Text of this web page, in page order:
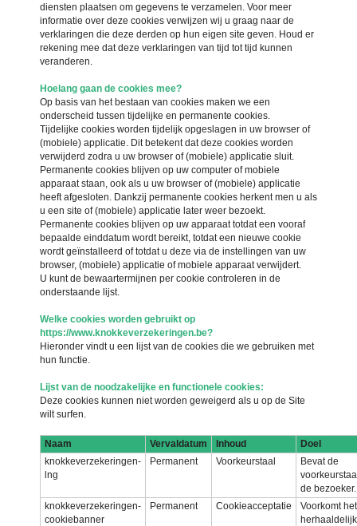
diensten plaatsen om gegevens te verzamelen. Voor meer
informatie over deze cookies verwijzen wij u graag naar de
verklaringen die deze derden op hun eigen site geven. Houd er
rekening mee dat deze verklaringen van tijd tot tijd kunnen
veranderen.
Hoelang gaan de cookies mee?
Op basis van het bestaan van cookies maken we een
onderscheid tussen tijdelijke en permanente cookies.
Tijdelijke cookies worden tijdelijk opgeslagen in uw browser of
(mobiele) applicatie. Dit betekent dat deze cookies worden
verwijderd zodra u uw browser of (mobiele) applicatie sluit.
Permanente cookies blijven op uw computer of mobiele
apparaat staan, ook als u uw browser of (mobiele) applicatie
heeft afgesloten. Dankzij permanente cookies herkent men u als
u een site of (mobiele) applicatie later weer bezoekt.
Permanente cookies blijven op uw apparaat totdat een vooraf
bepaalde einddatum wordt bereikt, totdat een nieuwe cookie
wordt geïnstalleerd of totdat u deze via de instellingen van uw
browser, (mobiele) applicatie of mobiele apparaat verwijdert.
U kunt de bewaartermijnen per cookie controleren in de
onderstaande lijst.
Welke cookies worden gebruikt op
https://www.knokkeverzekeringen.be?
Hieronder vindt u een lijst van de cookies die we gebruiken met
hun functie.
Lijst van de noodzakelijke en functionele cookies:
Deze cookies kunnen niet worden geweigerd als u op de Site
wilt surfen.
Naam Vervaldatum Inhoud
Doel
knokkeverzekeringen-
lng
Permanent Voorkeurstaal
Bevat de
de bezoeker.
knokkeverzekeringen-
cookiebanner
Permanent Cookieacceptatie
Voorkomt het
herhaaldelijk